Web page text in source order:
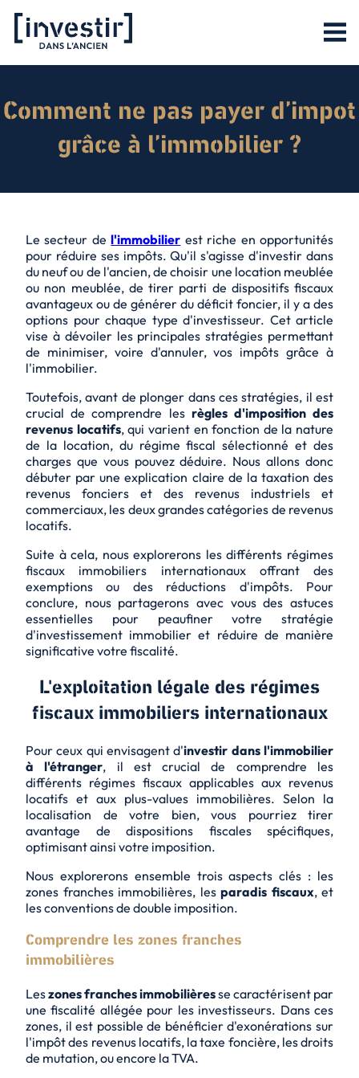
Comment ne pas payer d’impot
grâce à l’immobilier ?
Le secteur del'immobilier est riche en opportunités
pour réduire ses impôts. Qu'il s'agisse d'investir dans
du neuf ou de l'ancien, de choisir une location meublée
ou non meublée, de tirer parti de dispositifs fiscaux
avantageux ou de générer du déficit foncier, il y a des
options pour chaque type d'investisseur. Cet article
vise à dévoiler les principales stratégies permettant
de minimiser, voire d'annuler, vos impôts grâce à
l'immobilier.
Toutefois, avant de plonger dans ces stratégies, il est
crucial de comprendre les règles d'imposition des
revenus locatifs, qui varient en fonction de la nature
de la location, du régime fiscal sélectionné et des
charges que vous pouvez déduire. Nous allons donc
débuter par une explication claire de la taxation des
revenus fonciers et des revenus industriels et
commerciaux, les deux grandes catégories de revenus
locatifs.
Suite à cela, nous explorerons lesdifférents régimes
fiscaux immobiliers internationauxoffrant des
exemptions ou des réductions d'impôts. Pour
conclure, nous partagerons avec vous des astuces
essentielles pour peaufiner votre stratégie
d'investissement immobilier et réduire de manière
significative votre fiscalité.
L'exploitation légale des régimes
fiscaux immobiliers internationaux
Pour ceux qui envisagent d'investir dans l'immobilier
à l'étranger, il est crucial de comprendre les
différents régimes fiscaux applicables aux revenus
locatifs et aux plus-values immobilières. Selon la
localisation de votre bien, vous pourriez tirer
avantage de dispositions fiscales spécifiques,
optimisant ainsi votre imposition.
Nous explorerons ensemble trois aspects clés : les
zones franches immobilières, les paradis fiscaux, et
lesconventions de double imposition.
Comprendre les zones franches
immobilières
Leszones franches immobilièresse caractérisent par
une fiscalité allégée pour les investisseurs. Dans ces
zones, il est possible de bénéficier d'exonérations sur
l'impôt des revenus locatifs, la taxe foncière, les droits
de mutation, ou encore la TVA.